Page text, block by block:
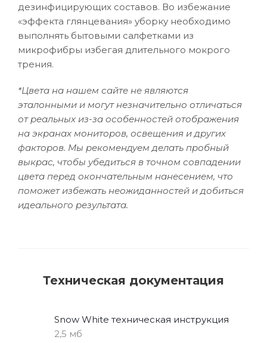
дезинфицирующих составов. Во избежание
«эффекта глянцевания» уборку необходимо
выполнять бытовыми салфетками из
микрофибры избегая длительного мокрого
трения.
*Цвета на нашем сайте не являются
эталонными и могут незначительно отличаться
от реальных из-за особенностей отображения
на экранах мониторов, освещения и других
факторов. Мы рекомендуем делать пробный
выкрас, чтобы убедиться в точном совпадении
цвета перед окончательным нанесением, что
поможет избежать неожиданностей и добиться
идеального результата.
Техническая документация
Snow White техническая инструкция
2,5 мб